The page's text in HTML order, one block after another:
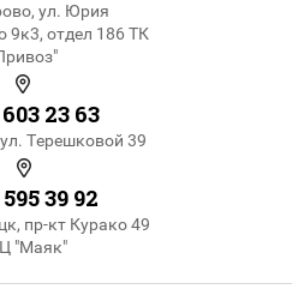
ул. Юрия
9к3, отдел 186 ТК
23 63
Терешковой 39
39 92
пр-кт Курако 49
"Маяк"